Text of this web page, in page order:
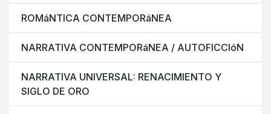
ROMáNTICA CONTEMPORáNEA
NARRATIVA CONTEMPORáNEA / AUTOFICCIóN
NARRATIVA UNIVERSAL: RENACIMIENTO Y
SIGLO DE ORO